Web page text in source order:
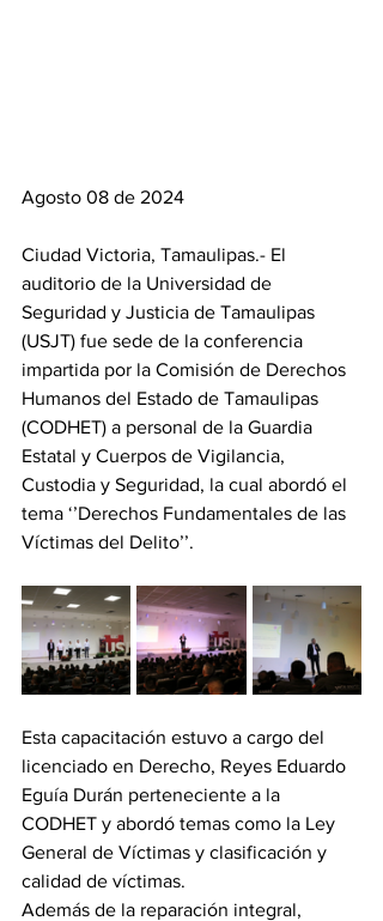
Agosto 08 de 2024
Ciudad Victoria, Tamaulipas.- El
auditorio de la Universidad de
Seguridad y Justicia de Tamaulipas
(USJT) fue sede de la conferencia
impartida por la Comisión de Derechos
Humanos del Estado de Tamaulipas
(CODHET) a personal de la Guardia
Estatal y Cuerpos de Vigilancia,
Custodia y Seguridad, la cual abordó el
tema ‘’Derechos Fundamentales de las
Víctimas del Delito’’.
Esta capacitación estuvo a cargo del
licenciado en Derecho, Reyes Eduardo
Eguía Durán perteneciente a la
CODHET y abordó temas como la Ley
General de Víctimas y clasificación y
calidad de víctimas.
Además de la reparación integral,